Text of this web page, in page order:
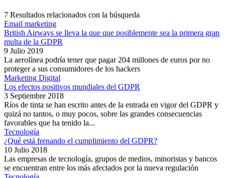
7 Resultados relacionados con la búsqueda
Email marketing
British Airways se lleva la que que posiblemente sea la primera gran
multa de la GDPR
9 Julio 2019
La aerolínea podría tener que pagar 204 millones de euros por no
proteger a sus consumidores de los hackers
Marketing Digital
Los efectos positivos mundiales del GDPR
3 Septiembre 2018
Ríos de tinta se han escrito antes de la entrada en vigor del GDPR y
quizá no tantos, o muy pocos, sobre las grandes consecuencias
favorables que ha tenido la...
Tecnología
¿Qué está frenando el cumplimiento del GDPR?
10 Julio 2018
Las empresas de tecnología, grupos de medios, minoristas y bancos
se encuentran entre los más afectados por la nueva regulación